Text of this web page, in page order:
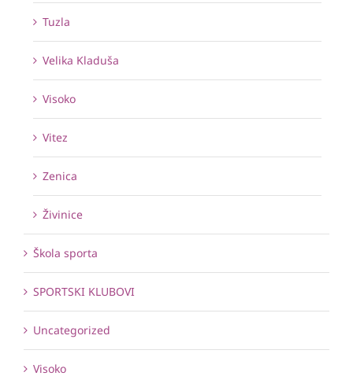
Tuzla
Velika Kladuša
Visoko
Vitez
Zenica
Živinice
Škola sporta
SPORTSKI KLUBOVI
Uncategorized
Visoko